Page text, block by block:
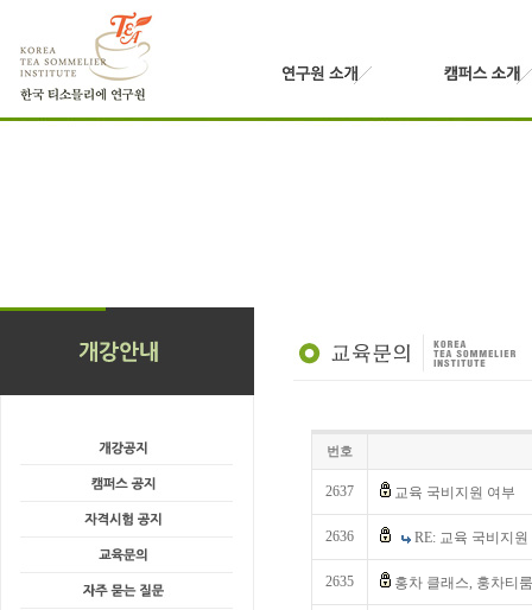
번호
2637 교육 국비지원 여부
2636 RE: 교육 국비지원
2635 홍차 클래스, 훙차티